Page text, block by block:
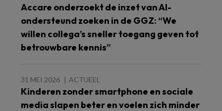
Accare onderzoekt de inzet van AI-
ondersteund zoeken in de GGZ: “We
willen collega’s sneller toegang geven tot
betrouwbare kennis”
31 MEI 2026 ACTUEEL
Kinderen zonder smartphone en sociale
media slapen beter en voelen zich minder